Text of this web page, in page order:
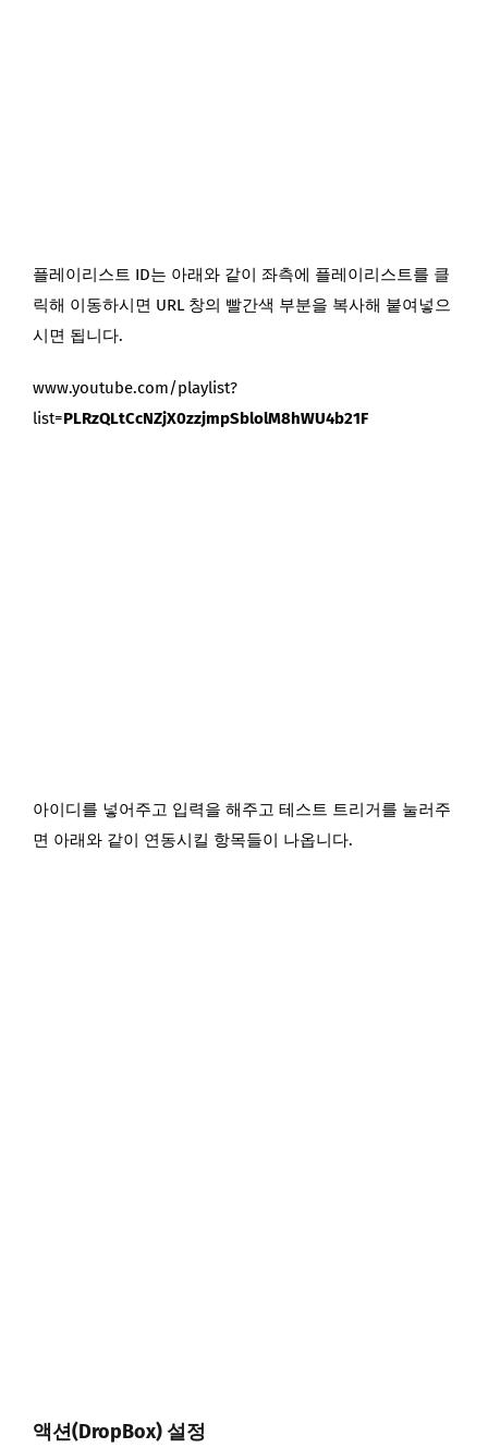
플레이리스트 ID는 아래와 같이 좌측에 플레이리스트를 클
릭해 이동하시면 URL 창의 빨간색 부분을 복사해 붙여넣으
시면 됩니다.
www.youtube.com/playlist?
list=PLRzQLtCcNZjX0zzjmpSblolM8hWU4b21F
아이디를 넣어주고 입력을 해주고 테스트 트리거를 눌러주
면 아래와 같이 연동시킬 항목들이 나옵니다.
액션(DropBox) 설정